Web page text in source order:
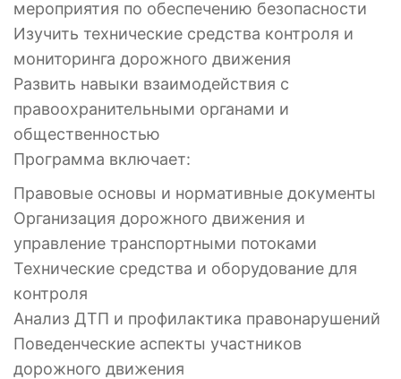
мероприятия по обеспечению безопасности
Изучить технические средства контроля и
мониторинга дорожного движения
Развить навыки взаимодействия с
правоохранительными органами и
общественностью
Программа включает:
Правовые основы и нормативные документы
Организация дорожного движения и
управление транспортными потоками
Технические средства и оборудование для
контроля
Анализ ДТП и профилактика правонарушений
Поведенческие аспекты участников
дорожного движения